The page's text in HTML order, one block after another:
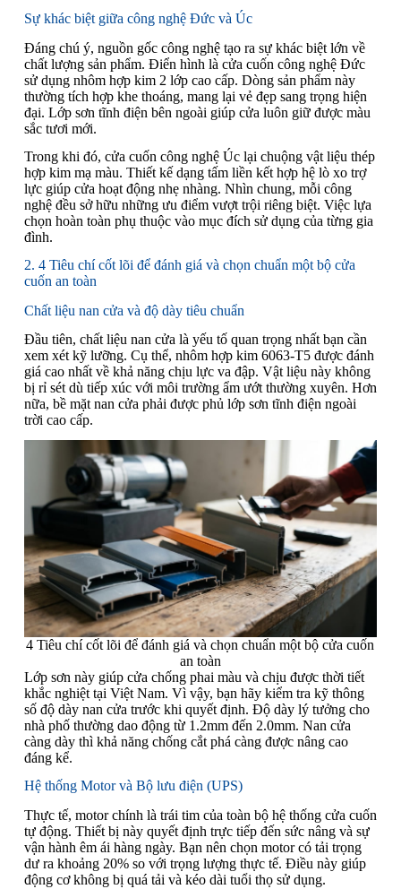
Sự khác biệt giữa công nghệ Đức và Úc
Đáng chú ý, nguồn gốc công nghệ tạo ra sự khác biệt lớn về
chất lượng sản phẩm. Điển hình là cửa cuốn công nghệ Đức
sử dụng nhôm hợp kim 2 lớp cao cấp. Dòng sản phẩm này
thường tích hợp khe thoáng, mang lại vẻ đẹp sang trọng hiện
đại. Lớp sơn tĩnh điện bên ngoài giúp cửa luôn giữ được màu
sắc tươi mới.
Trong khi đó, cửa cuốn công nghệ Úc lại chuộng vật liệu thép
hợp kim mạ màu. Thiết kế dạng tấm liền kết hợp hệ lò xo trợ
lực giúp cửa hoạt động nhẹ nhàng. Nhìn chung, mỗi công
nghệ đều sở hữu những ưu điểm vượt trội riêng biệt. Việc lựa
chọn hoàn toàn phụ thuộc vào mục đích sử dụng của từng gia
đình.
2. 4 Tiêu chí cốt lõi để đánh giá và chọn chuẩn một bộ cửa
cuốn an toàn
Chất liệu nan cửa và độ dày tiêu chuẩn
Đầu tiên, chất liệu nan cửa là yếu tố quan trọng nhất bạn cần
xem xét kỹ lưỡng. Cụ thể, nhôm hợp kim 6063-T5 được đánh
giá cao nhất về khả năng chịu lực va đập. Vật liệu này không
bị rỉ sét dù tiếp xúc với môi trường ẩm ướt thường xuyên. Hơn
nữa, bề mặt nan cửa phải được phủ lớp sơn tĩnh điện ngoài
trời cao cấp.
4 Tiêu chí cốt lõi để đánh giá và chọn chuẩn một bộ cửa cuốn
an toàn
Lớp sơn này giúp cửa chống phai màu và chịu được thời tiết
khắc nghiệt tại Việt Nam. Vì vậy, bạn hãy kiểm tra kỹ thông
số độ dày nan cửa trước khi quyết định. Độ dày lý tưởng cho
nhà phố thường dao động từ 1.2mm đến 2.0mm. Nan cửa
càng dày thì khả năng chống cắt phá càng được nâng cao
đáng kể.
Hệ thống Motor và Bộ lưu điện (UPS)
Thực tế, motor chính là trái tim của toàn bộ hệ thống cửa cuốn
tự động. Thiết bị này quyết định trực tiếp đến sức nâng và sự
vận hành êm ái hàng ngày. Bạn nên chọn motor có tải trọng
dư ra khoảng 20% so với trọng lượng thực tế. Điều này giúp
động cơ không bị quá tải và kéo dài tuổi thọ sử dụng.